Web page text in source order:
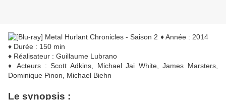
♦ Année : 2014
♦ Durée : 150 min
♦ Réalisateur : Guillaume Lubrano
♦ Acteurs : Scott Adkins, Michael Jai White, James Marsters,
Dominique Pinon, Michael Biehn
Le synopsis :